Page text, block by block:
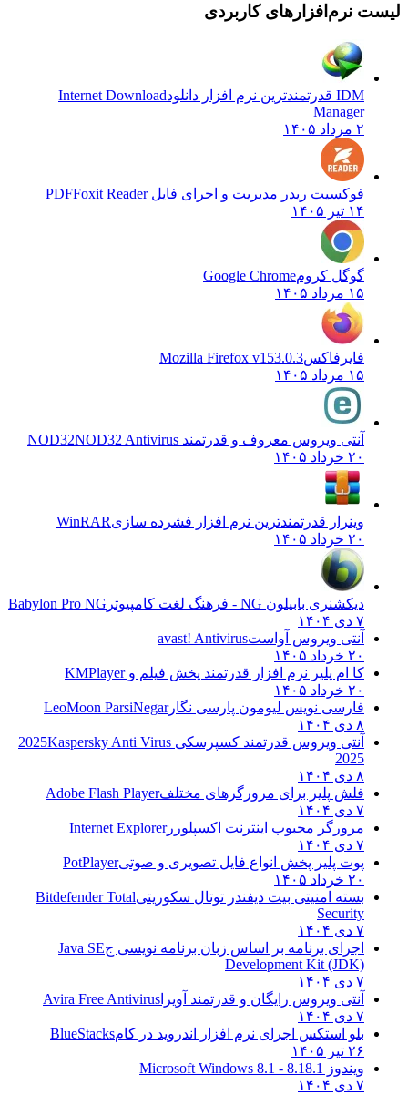
لیست نرم‌افزارهای کاربردی
IDM قدرتمندترین نرم افزار دانلود
Internet Download
Manager
۲ مرداد ۱۴۰۵
فوکسیت ریدر مدیریت و اجرای فایل PDFFoxit Reader
۱۴ تیر ۱۴۰۵
گوگل کرومGoogle Chrome
۱۵ مرداد ۱۴۰۵
فایرفاکسMozilla Firefox v153.0.3
۱۵ مرداد ۱۴۰۵
آنتی ویروس معروف و قدرتمند NOD32 NOD32 Antivirus
۲۰ خرداد ۱۴۰۵
وینرار قدرتمندترین نرم افزار فشرده سازیWinRAR
۲۰ خرداد ۱۴۰۵
دیکشنری بابیلون NG - فرهنگ لغت کامپیوتر
Babylon Pro NG
۷ دی ۱۴۰۴
آنتی ویروس آواستavast! Antivirus
۲۰ خرداد ۱۴۰۵
کا ام پلیر نرم افزار قدرتمند پخش فیلم وKMPlayer
۲۰ خرداد ۱۴۰۵
فارسی نویس لیومون پارسی نگارLeoMoon ParsiNegar
۸ دی ۱۴۰۴
آنتی ویروس قدرتمند کسپرسکی 2025 Kaspersky Anti Virus
2025
۸ دی ۱۴۰۴
فلش پلیر برای مرورگرهای مختلفAdobe Flash Player
۷ دی ۱۴۰۴
مرورگر محبوب اینترنت اکسپلوررInternet Explorer
۷ دی ۱۴۰۴
پوت پلیر پخش انواع فایل تصویری و صوتیPotPlayer
۲۰ خرداد ۱۴۰۵
بسته امنیتی بیت دیفندر توتال سکوریتیBitdefender Total
Security
۷ دی ۱۴۰۴
اجرای برنامه بر اساس زبان برنامه نویسی جJava SE
Development Kit (JDK)
۷ دی ۱۴۰۴
آنتی ویروس رایگان و قدرتمند آویرا Avira Free Antivirus
۷ دی ۱۴۰۴
بلو استکس اجرای نرم افزار اندروید در کامBlueStacks
۲۶ تیر ۱۴۰۵
ویندوز 8.1
8.1 - Microsoft Windows 8.1
۷ دی ۱۴۰۴